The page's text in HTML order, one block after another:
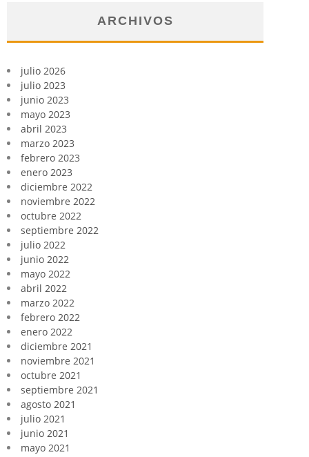
ARCHIVOS
julio 2026
julio 2023
junio 2023
mayo 2023
abril 2023
marzo 2023
febrero 2023
enero 2023
diciembre 2022
noviembre 2022
octubre 2022
septiembre 2022
julio 2022
junio 2022
mayo 2022
abril 2022
marzo 2022
febrero 2022
enero 2022
diciembre 2021
noviembre 2021
octubre 2021
septiembre 2021
agosto 2021
julio 2021
junio 2021
mayo 2021